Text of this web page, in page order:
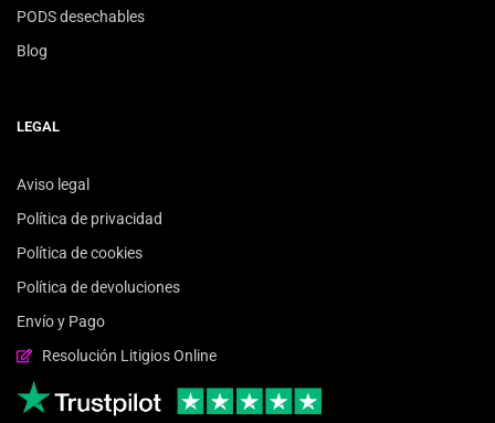
PODS desechables
Blog
LEGAL
Aviso legal
Política de privacidad
Política de cookies
Política de devoluciones
Envío y Pago
Resolución Litigios Online